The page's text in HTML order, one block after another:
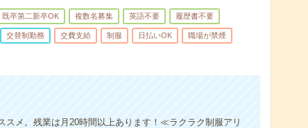
既卒第二新卒OK 複数名募集 英語不要 履歴書不要
交替制勤務 交費支給 制服 日払いOK 職場が禁煙
メ。残業は月20時間以上あります！≪ラクラク制服アリ